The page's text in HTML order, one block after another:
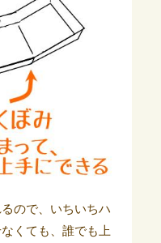
ので、いちいちハ
くても、誰でも上